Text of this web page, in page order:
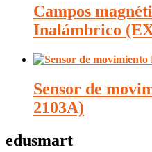
Campos
Inalámbrico
Sensor de
2103A)
edusmart